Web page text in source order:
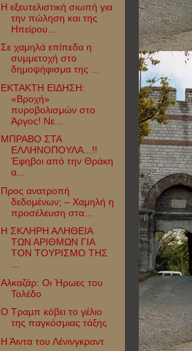
Η εξευτελιστική σιωπή για
την πώληση και της
Ηπείρου…
Σε χαμηλά επίπεδα η
συμμετοχή στο
δημοψήφισμα της ...
ΕΚΤΑΚΤΗ ΕΙΔΗΣΗ:
«Βροχή»
πυροβολισμών στο
Άργος! Νε...
ΜΠΡΑΒΟ ΣΤΑ
ΕΛΛΗΝΟΠΟΥΛΑ...!!
Έφηβοι από την Θράκη
α...
Προς ανατροπή
δεδομένων; – Χαμηλή η
προσέλευση στα...
Η ΣΚΛΗΡΗ ΑΛΗΘΕΙΑ
ΤΩΝ ΑΡΙΘΜΩΝ ΓΙΑ
ΤΟΝ ΤΟΥΡΙΣΜΟ ΤΗΣ
Αλκαζάρ: Οι Ήρωες του
Τολέδο
Ο Τραμπ κόβει το γέλιο
της παγκόσμιας τάξης
Η Άιντα του Λένινγκραντ